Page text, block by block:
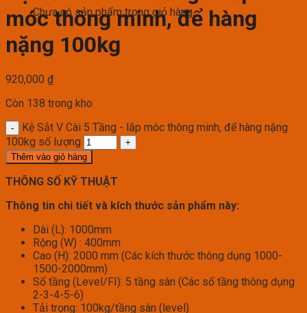
Chưa có sản phẩm trong giỏ hàng.
móc thông minh, để hàng
nặng 100kg
920,000 ₫
Còn 138 trong kho
Kệ Sắt V Cài 5 Tầng - lắp móc thông minh, để hàng nặng
100kg số lượng
Thêm vào giỏ hàng
THÔNG SỐ KỸ THUẬT
Thông tin chi tiết và kích thước sản phẩm này:
Dài (L): 1000mm
Rộng (W) : 400mm
Cao (H): 2000 mm (Các kích thước thông dụng 1000-
1500-2000mm)
Số tầng (Level/FI): 5 tầng sàn (Các số tầng thông dụng
2-3-4-5-6)
Tải trọng: 100kg/tầng sàn (level)